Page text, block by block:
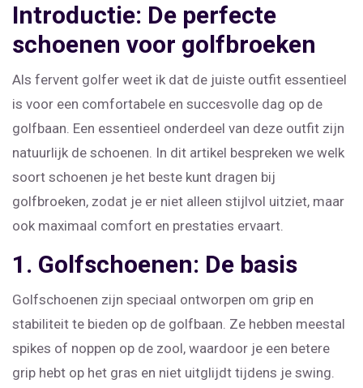
Introductie: De perfecte
schoenen voor golfbroeken
Als fervent golfer weet ik dat de juiste outfit essentieel
is voor een comfortabele en succesvolle dag op de
golfbaan. Een essentieel onderdeel van deze outfit zijn
natuurlijk de schoenen. In dit artikel bespreken we welk
soort schoenen je het beste kunt dragen bij
golfbroeken, zodat je er niet alleen stijlvol uitziet, maar
ook maximaal comfort en prestaties ervaart.
1. Golfschoenen: De basis
Golfschoenen zijn speciaal ontworpen om grip en
stabiliteit te bieden op de golfbaan. Ze hebben meestal
spikes of noppen op de zool, waardoor je een betere
grip hebt op het gras en niet uitglijdt tijdens je swing.